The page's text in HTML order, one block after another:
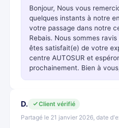
Bonjour, Nous vous
quelques instants à notre
votre passage dans notre
Rebais. Nous sommes
êtes satisfait(e) de votre
centre AUTOSUR et
prochainement. Bien à
D.
Client vérifié
Partagé le 21 janvier 2026, date